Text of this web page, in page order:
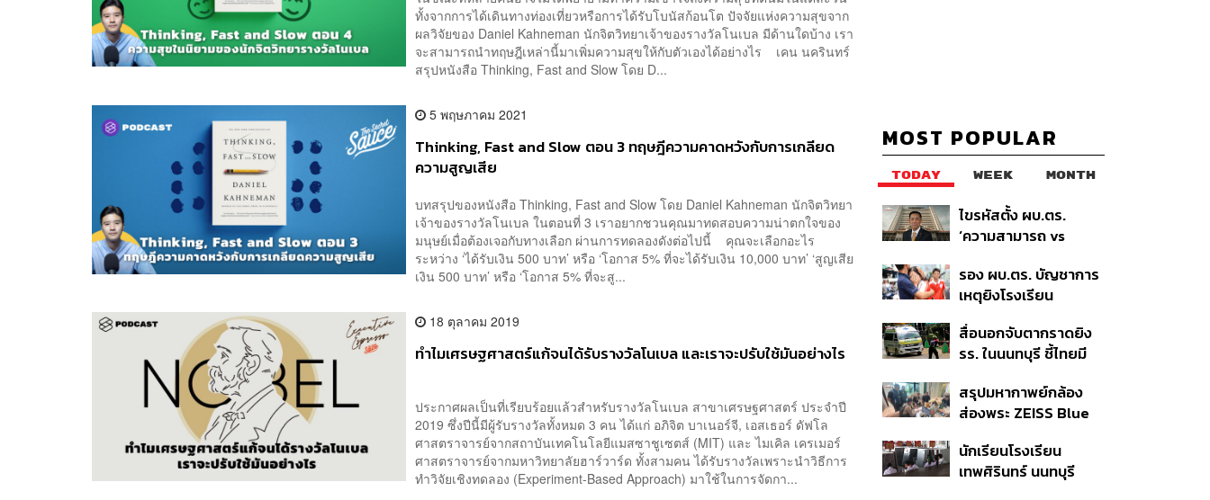
ทั้งจากการได้เดินทางท่องเที่ยวหรือการได้รับโบนัสก้อนโต ปัจจัยแห่งความสุขจาก
ผลวิจัยของ Daniel Kahneman นักจิตวิทยาเจ้าของรางวัลโนเบล มีด้านใดบ้าง เรา
จะสามารถนำทฤษฎีเหล่านี้มาเพิ่มความสุขให้กับตัวเองได้อย่างไร เคน นครินทร์
สรุปหนังสือ Thinking, Fast and Slow โดย D...
5 พฤษภาคม 2021
Thinking, Fast and Slow ตอน 3 ทฤษฎีความคาดหวังกับการเกลียด
ความสูญเสีย
บทสรุปของหนังสือ Thinking, Fast and Slow โดย Daniel Kahneman นักจิตวิทยา
เจ้าของรางวัลโนเบล ในตอนที่ 3 เราอยากชวนคุณมาทดสอบความน่าตกใจของ
มนุษย์เมื่อต้องเจอกับทางเลือก ผ่านการทดลองดังต่อไปนี้ คุณจะเลือกอะไร
ระหว่าง ‘ได้รับเงิน 500 บาท’ หรือ ‘โอกาส 5% ที่จะได้รับเงิน 10,000 บาท’ ‘สูญเสีย
เงิน 500 บาท’ หรือ ‘โอกาส 5% ที่จะสู...
18 ตุลาคม 2019
ทำไมเศรษฐศาสตร์แก้จนได้รับรางวัลโนเบล และเราจะปรับใช้มันอย่างไร
ประกาศผลเป็นที่เรียบร้อยแล้วสำหรับรางวัลโนเบล สาขาเศรษฐศาสตร์ ประจำปี
2019 ซึ่งปีนี้มีผู้รับรางวัลทั้งหมด 3 คน ได้แก่ อภิจิต บาเนอร์จี, เอสเธอร์ ดัฟโล
ศาสตราจารย์จากสถาบันเทคโนโลยีแมสซาชูเซตส์ (MIT) และ ไมเคิล เครเมอร์
ศาสตราจารย์จากมหาวิทยาลัยฮาร์วาร์ด ทั้งสามคน ได้รับรางวัลเพราะนำวิธีการ
ทำวิจัยเชิงทดลอง (Experiment-Based Approach) มาใช้ในการจัดกา...
MOST POPULAR
TODAY WEEK MONTH
ไขรหัสตั้ง ผบ.ตร.
‘ความสามารถ vs
ปฏิรูปสีกากี กับ
พล.ต.อ. เอก อังสนา
นนท์
รอง ผบ.ตร. บัญชาการ
เหตุยิงโรงเรียน
ค้นหา 2 รอบยืนยันไร้คน
ติดค้าง พบศพปู่-ย่าที่
สื่อนอกจับตากราดยิง
รร. ในนนทบุรี ชี้ไทยมี
ในระดับต้นของภูมิภาค
สรุปมหากาพย์กล้อง
ส่องพระ ZEISS Blue
ผลิต 8.3 ล้าน สู่ข้อ
พิพาท ‘มาเวลล์ฯ’ ฟ้อง
นักเรียนโรงเรียน
เทพศิรินทร์ นนทบุรี